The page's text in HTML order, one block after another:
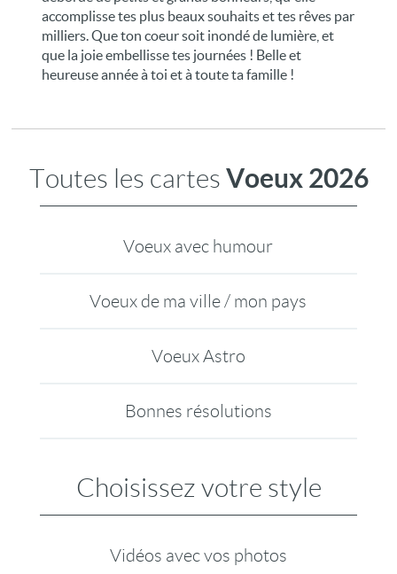
accomplisse tes plus beaux souhaits et tes rêves par
milliers. Que ton coeur soit inondé de lumière, et
que la joie embellisse tes journées ! Belle et
heureuse année à toi et à toute ta famille !
Toutes les cartes Voeux 2026
Voeux avec humour
Voeux de ma ville / mon pays
Voeux Astro
Bonnes résolutions
Choisissez votre style
Vidéos avec vos photos